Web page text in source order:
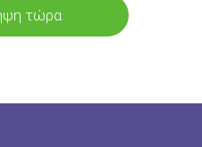
τώρα